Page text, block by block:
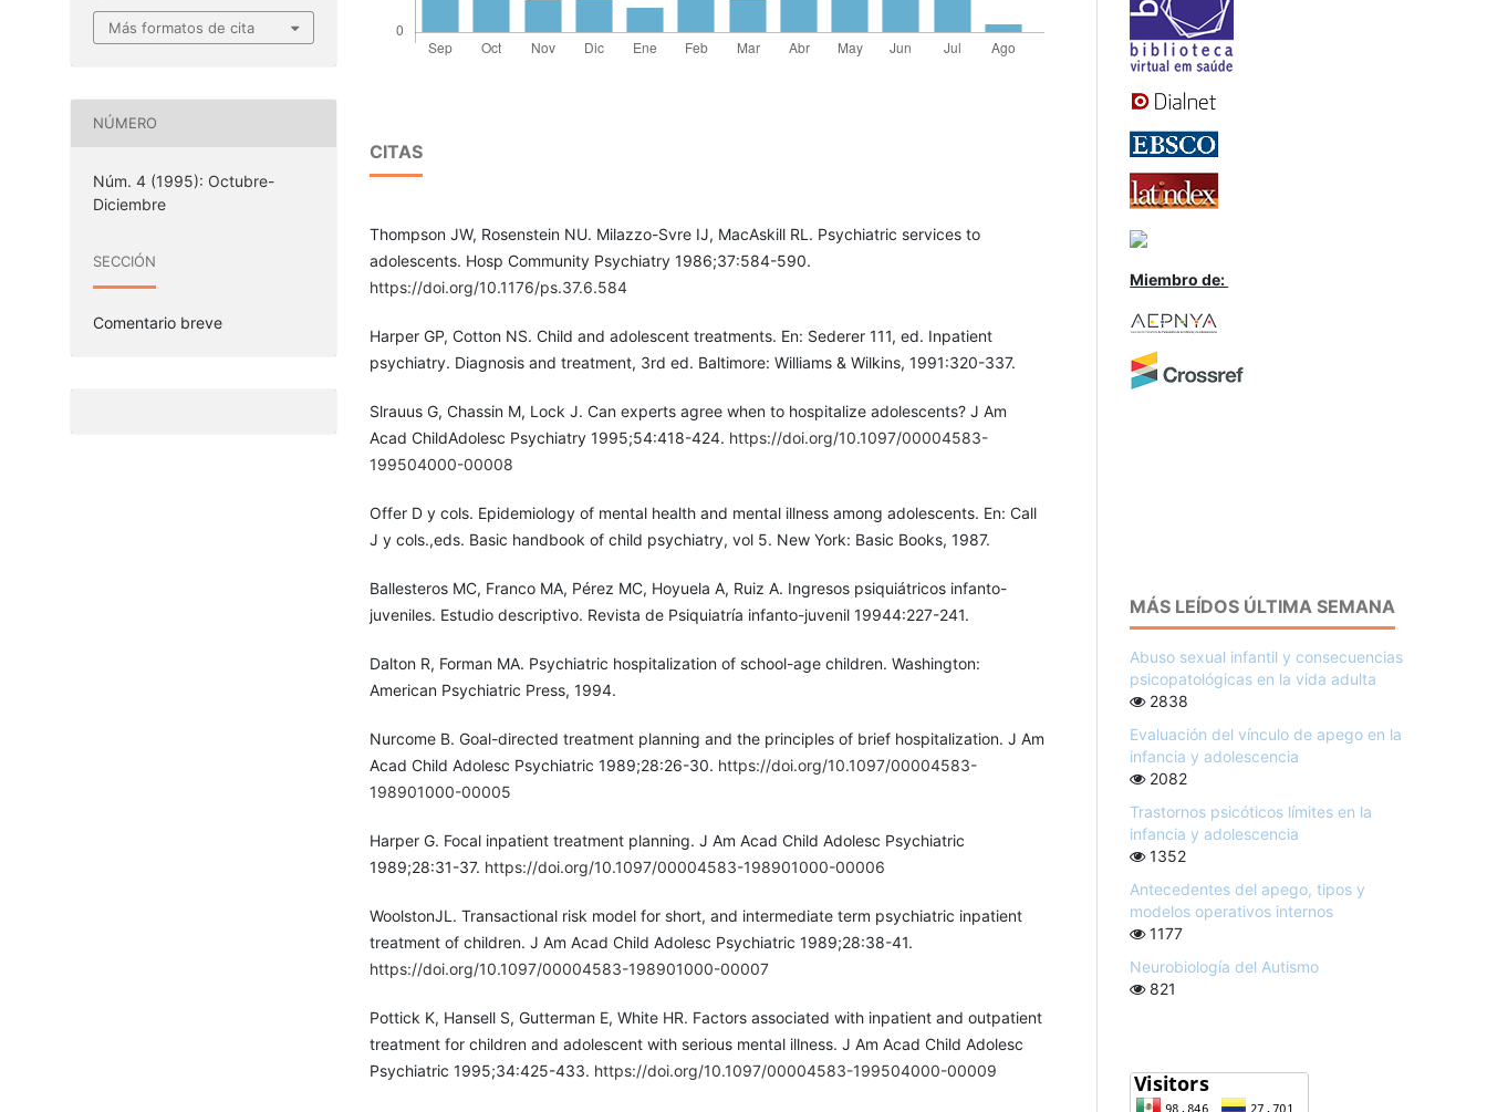
Más formatos de cita
NÚMERO
Núm. 4 (1995): Octubre-
Diciembre
SECCIÓN
Comentario breve
CITAS
Thompson JW, Rosenstein NU. Milazzo-Svre IJ, MacAskill RL. Psychiatric services to
adolescents. Hosp Community Psychiatry 1986;37:584-590.
https://doi.org/10.1176/ps.37.6.584
Harper GP, Cotton NS. Child and adolescent treatments. En: Sederer 111, ed. Inpatient
psychiatry. Diagnosis and treatment, 3rd ed. Baltimore: Williams & Wilkins, 1991:320-337.
Slrauus G, Chassin M, Lock J. Can experts agree when to hospitalize adolescents? J Am
Acad ChildAdolesc Psychiatry 1995;54:418-424. https://doi.org/10.1097/00004583-
199504000-00008
Offer D y cols. Epidemiology of mental health and mental illness among adolescents. En: Call
J y cols.,eds. Basic handbook of child psychiatry, vol 5. New York: Basic Books, 1987.
Ballesteros MC, Franco MA, Pérez MC, Hoyuela A, Ruiz A. Ingresos psiquiátricos infanto-
juveniles. Estudio descriptivo. Revista de Psiquiatría infanto-juvenil 19944:227-241.
Dalton R, Forman MA. Psychiatric hospitalization of school-age children. Washington:
American Psychiatric Press, 1994.
Nurcome B. Goal-directed treatment planning and the principles of brief hospitalization. J Am
Acad Child Adolesc Psychiatric 1989;28:26-30. https://doi.org/10.1097/00004583-
198901000-00005
Harper G. Focal inpatient treatment planning. J Am Acad Child Adolesc Psychiatric
1989;28:31-37. https://doi.org/10.1097/00004583-198901000-00006
WoolstonJL. Transactional risk model for short, and intermediate term psychiatric inpatient
treatment of children. J Am Acad Child Adolesc Psychiatric 1989;28:38-41.
https://doi.org/10.1097/00004583-198901000-00007
Pottick K, Hansell S, Gutterman E, White HR. Factors associated with inpatient and outpatient
treatment for children and adolescent with serious mental illness. J Am Acad Child Adolesc
Psychiatric 1995;34:425-433. https://doi.org/10.1097/00004583-199504000-00009
Miembro de:
MÁS LEÍDOS ÚLTIMA SEMANA
Abuso sexual infantil y consecuencias
psicopatológicas en la vida adulta
2838
Evaluación del vínculo de apego en la
infancia y adolescencia
2082
Trastornos psicóticos límites en la
infancia y adolescencia
1352
Antecedentes del apego, tipos y
modelos operativos internos
1177
Neurobiología del Autismo
821